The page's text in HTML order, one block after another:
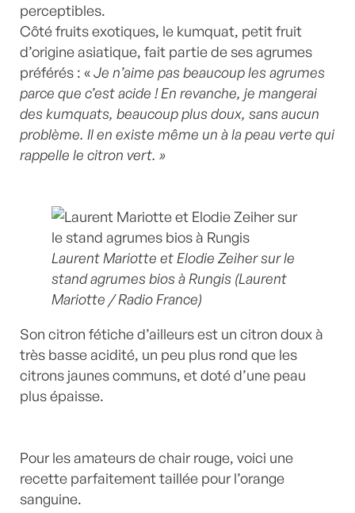
perceptibles.
Côté fruits exotiques, le kumquat, petit fruit
d’origine asiatique, fait partie de ses agrumes
préférés : «Je n’aime pas beaucoup les agrumes
parce que c’est acide ! En revanche, je mangerai
des kumquats, beaucoup plus doux, sans aucun
problème. Il en existe même un à la peau verte qui
rappelle le citron vert. »
Laurent Mariotte et Elodie Zeiher sur le
stand agrumes bios à Rungis (Laurent
Mariotte / Radio France)
Son citron fétiche d’ailleurs est un citron doux à
très basse acidité, un peu plus rond que les
citrons jaunes communs, et doté d’une peau
plus épaisse.
Pour les amateurs de chair rouge, voici une
recette parfaitement taillée pour l’orange
sanguine.